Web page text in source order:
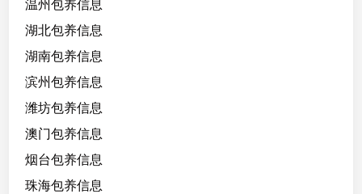
温州包养信息
湖北包养信息
湖南包养信息
滨州包养信息
潍坊包养信息
澳门包养信息
烟台包养信息
珠海包养信息